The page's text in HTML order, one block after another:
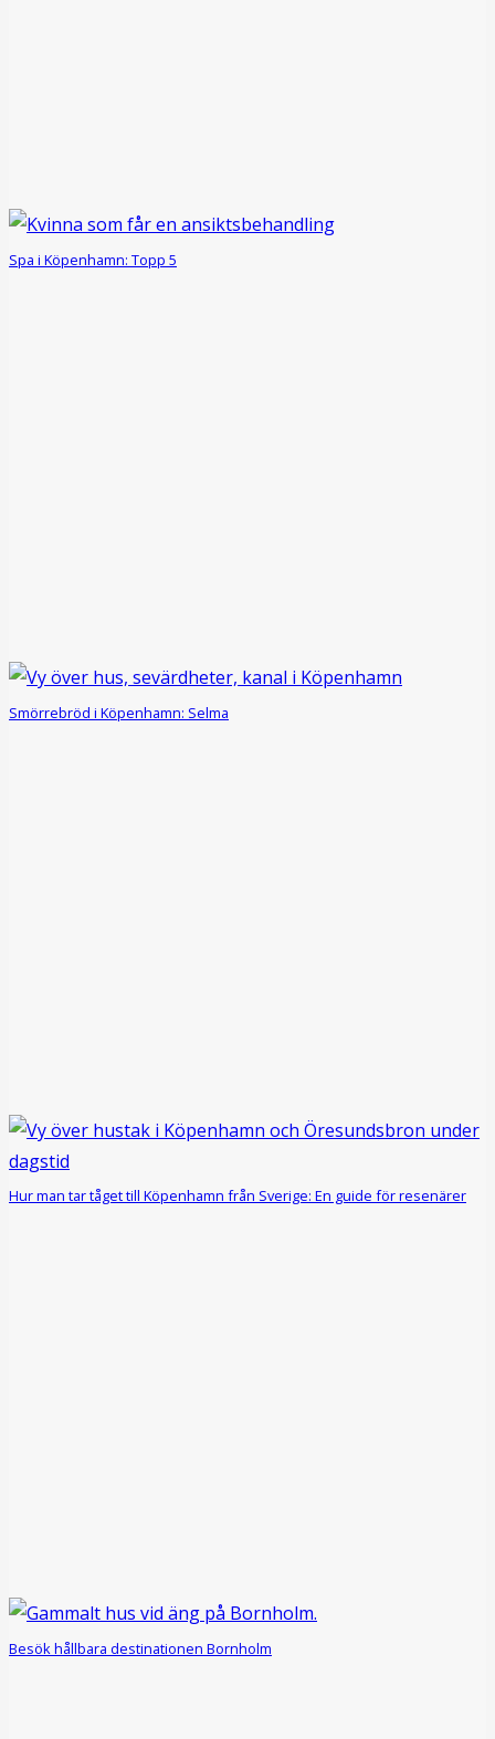
Spa i Köpenhamn: Topp 5
Smörrebröd i Köpenhamn: Selma
Hur man tar tåget till Köpenhamn från Sverige: En guide för resenärer
Besök hållbara destinationen Bornholm